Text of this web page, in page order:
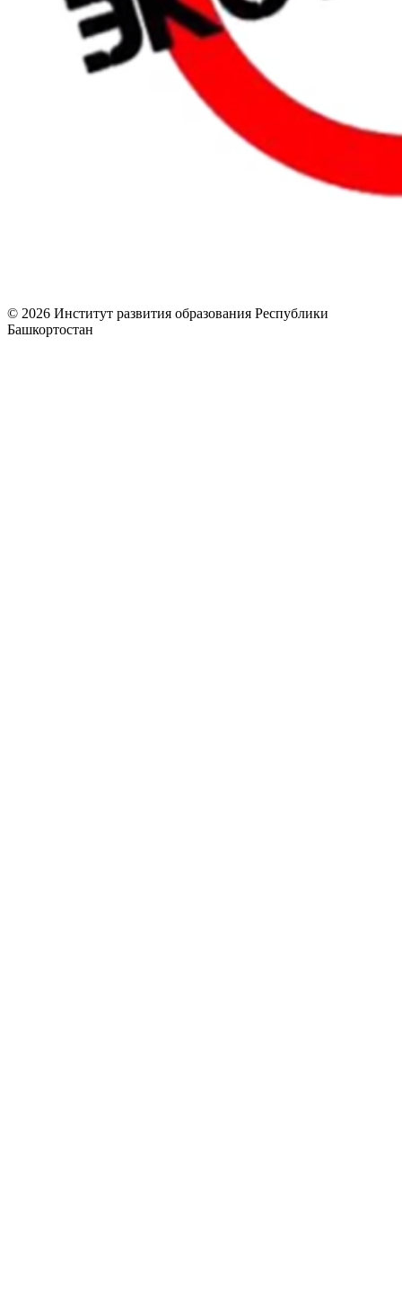
© 2026 Институт развития образования Республики
Башкортостан